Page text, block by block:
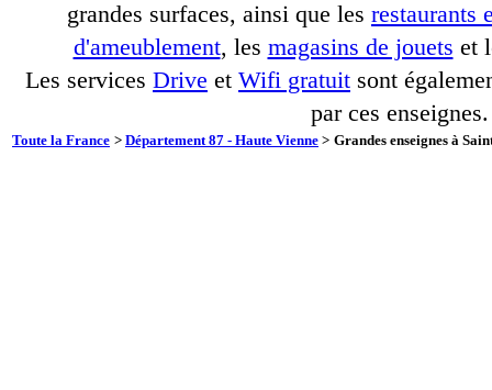
grandes surfaces, ainsi que les restaurants
d'ameublement, les magasins de jouets et
Les services Drive et Wifi gratuit sont
par ces enseignes.
Toute la France > Département 87 - Haute Vienne > Grandes enseignes à